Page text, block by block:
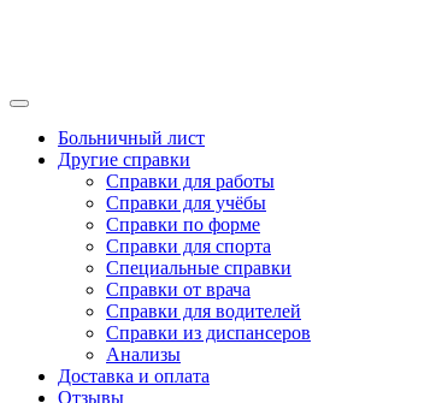
Больничный лист
Другие справки
Справки для работы
Справки для учёбы
Справки по форме
Справки для спорта
Специальные справки
Справки от врача
Справки для водителей
Справки из диспансеров
Анализы
Доставка и оплата
Отзывы